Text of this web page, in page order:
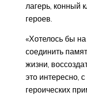
лагерь, конный
героев.
«Хотелось бы
соединить
жизни,
это интересно,
героических